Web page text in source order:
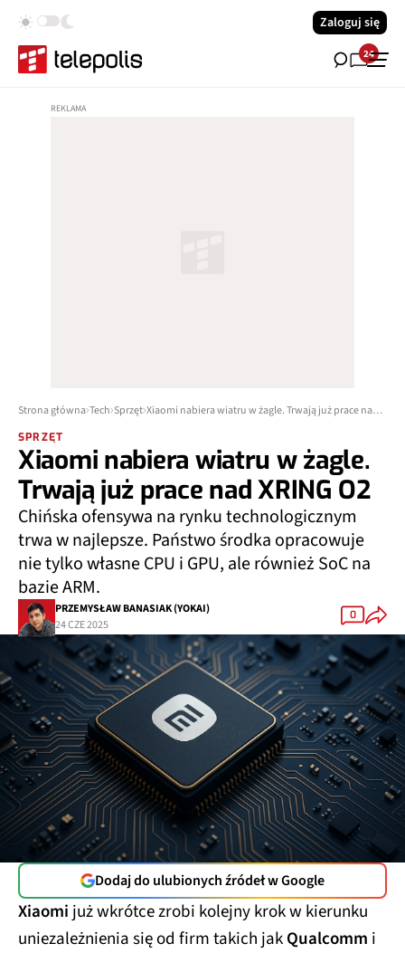
Zaloguj się
24
Strona główna Tech Sprzęt Xiaomi nabiera wiatru w żagle. Trwają już prace nad XRING O2
SPRZĘT
Xiaomi nabiera wiatru w żagle.
Trwają już prace nad XRING O2
Chińska ofensywa na rynku technologicznym
trwa w najlepsze. Państwo środka opracowuje
nie tylko własne CPU i GPU, ale również SoC na
bazie ARM.
PRZEMYSŁAW BANASIAK (YOKAI)
24 CZE 2025
0
Dodaj do ulubionych źródeł w Google
Xiaomi już wkrótce zrobi kolejny krok w kierunku
uniezależnienia się od firm takich jakQualcomm i